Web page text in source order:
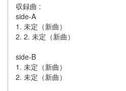
収録曲 :
side-A
1. 未定（新曲）
2. 2. 未定（新曲）
side-B
1. 未定（新曲）
2. 未定（新曲）